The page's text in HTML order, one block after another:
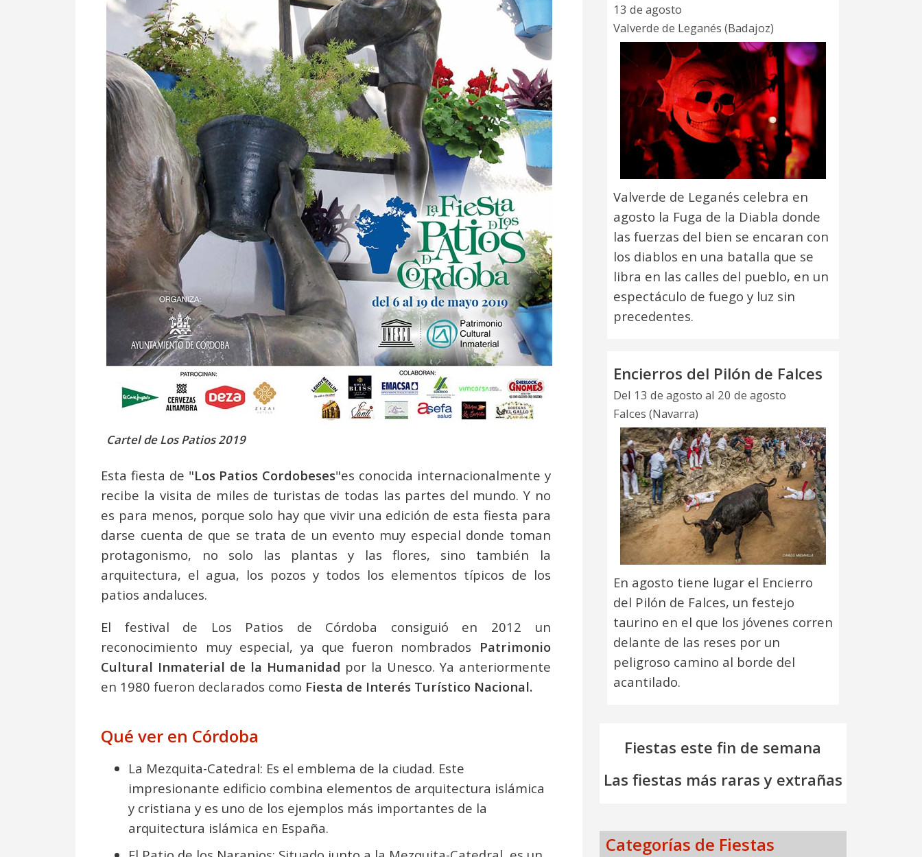
Cartel de Los Patios 2019
Esta fiesta de "Los Patios Cordobeses"es conocida internacionalmente y
recibe la visita de miles de turistas de todas las partes del mundo. Y no
es para menos, porque solo hay que vivir una edición de esta fiesta para
darse cuenta de que se trata de un evento muy especial donde toman
protagonismo, no solo las plantas y las flores, sino también la
arquitectura, el agua, los pozos y todos los elementos típicos de los
patios andaluces.
El festival de Los Patios de Córdoba consiguió en 2012 un
reconocimiento muy especial, ya que fueron nombrados Patrimonio
Cultural Inmaterial de la Humanidad por la Unesco. Ya anteriormente
en 1980 fueron declarados como Fiesta de Interés Turístico Nacional.
Qué ver en Córdoba
La Mezquita-Catedral: Es el emblema de la ciudad. Este
impresionante edificio combina elementos de arquitectura islámica
y cristiana y es uno de los ejemplos más importantes de la
arquitectura islámica en España.
13 de agosto
Valverde de Leganés (Badajoz)
Valverde de Leganés celebra en
agosto la Fuga de la Diabla donde
las fuerzas del bien se encaran con
los diablos en una batalla que se
libra en las calles del pueblo, en un
espectáculo de fuego y luz sin
precedentes.
Encierros del Pilón de Falces
Del 13 de agosto al 20 de agosto
Falces (Navarra)
En agosto tiene lugar el Encierro
del Pilón de Falces, un festejo
taurino en el que los jóvenes corren
delante de las reses por un
peligroso camino al borde del
acantilado.
Fiestas este fin de semana
Las fiestas más raras y extrañas
Categorías de Fiestas